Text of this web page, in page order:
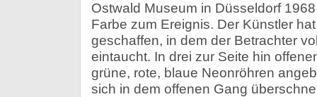
Ostwald Museum in Düsseldorf
Farbe zum Ereignis. Der Künstler
geschaffen, in dem der Betrachter
eintaucht. In drei zur Seite hin
grüne, rote, blaue Neonröhren
sich in dem offenen Gang